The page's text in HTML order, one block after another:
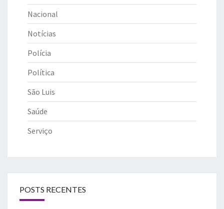
Nacional
Notícias
Polícia
Política
São Luis
Saúde
Serviço
POSTS RECENTES